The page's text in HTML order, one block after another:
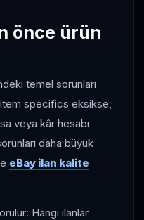
önce ürün
temel sorunları
item specifics eksikse,
veya kâr hesabı
daha büyük
eBay ilan kalite
Hangi ilanlar